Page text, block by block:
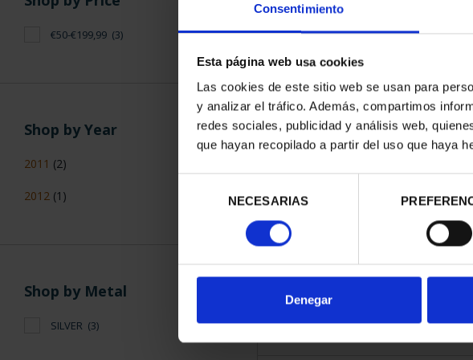
Consentimiento
Esta página web usa cookies
Las cookies de este sitio web se usan para
y analizar el tráfico. Además, compartimos
redes sociales, publicidad y análisis web,
que hayan recopilado a partir del uso que haya
consentimiento
NECESARIAS
Denegar
€50-€199,99 (3)
Shop by Year
2011 (2)
2012 (1)
Shop by Metal
SILVER (3)
SPANISH CAPITALS - BILBAO
€73.00
SORT BY: